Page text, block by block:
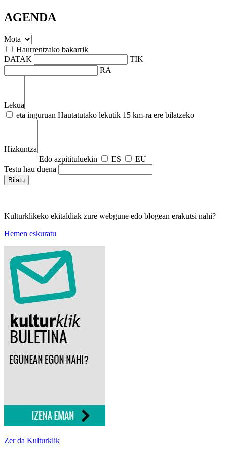
AGENDA
Mota
Haurrentzako bakarrik
DATAK
TIK
RA
Lekua
eta inguruan Hautatutako lekutik 15 km-ra ere bilatzeko
Hizkuntza
Edo azpitituluekin
ES
EU
Testu hau duena
Kulturklikeko ekitaldiak zure webgune edo blogean erakutsi nahi?
Hemen eskuratu
Zer da Kulturklik